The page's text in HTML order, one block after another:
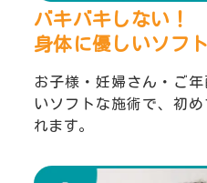
バキバキしない！
身体に優しいソフ
お子様・妊婦さん・ご
いソフトな施術で、初
れます。